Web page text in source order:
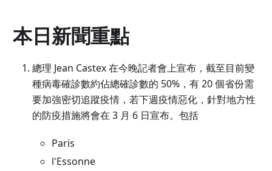
本日新聞重點
總理 Jean Castex 在今晚記者會上宣布，截至目前變
種病毒確診數約佔總確診數的 50%，有 20 個省份需
要加強密切追蹤疫情，若下週疫情惡化，針對地方性
的防疫措施將會在 3 月 6 日宣布。包括
Paris
l'Essonne